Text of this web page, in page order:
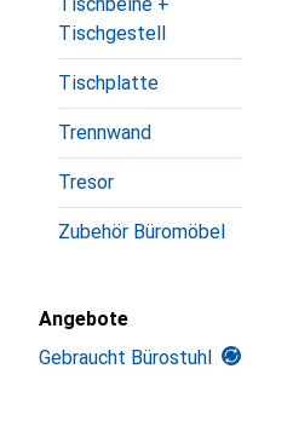
Tischgestell
Tischplatte
Trennwand
Tresor
Zubehör Büromöbel
Angebote
Gebraucht Bürostuhl